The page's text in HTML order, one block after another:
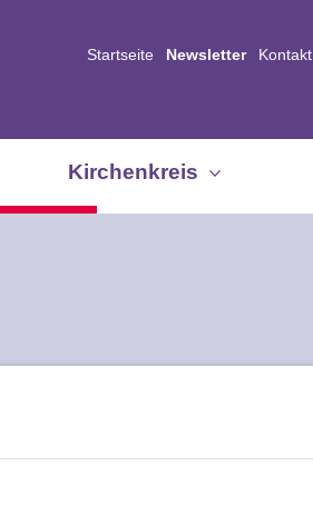
Startseite Newsletter Kontakt
Kirchenkreis